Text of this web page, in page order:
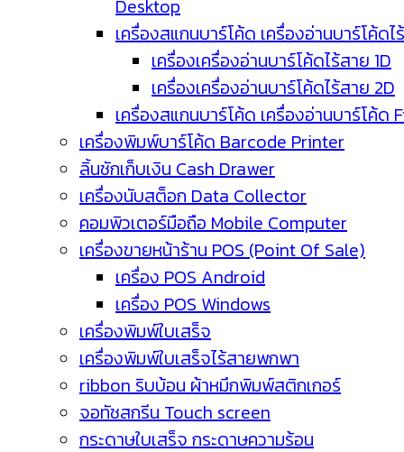
Desktop
เครื่องสแกนบาร์โค้ด เครื่องอ่านบาร์โค้ดไ
เครื่องเครื่องอ่านบาร์โค้ดไร้สาย 1D
เครื่องเครื่องอ่านบาร์โค้ดไร้สาย 2D
เครื่องสแกนบาร์โค้ด เครื่องอ่านบาร์โค้ด
เครื่องพิมพ์บาร์โค้ด Barcode Printer
ลิ้นชักเก็บเงิน Cash Drawer
เครื่องนับสต็อก Data Collector
คอมพิวเตอร์มือถือ Mobile Computer
เครื่องขายหน้าร้าน POS (Point Of Sale)
เครื่อง POS Android
เครื่อง POS Windows
เครื่องพิมพ์ใบเสร็จ
เครื่องพิมพ์ใบเสร็จไร้สายพกพา
ribbon ริบบ้อน ผ้าหมึกพิมพ์สติกเกอร์
จอทัชสกรีน Touch screen
กระดาษใบเสร็จ กระดาษความร้อน